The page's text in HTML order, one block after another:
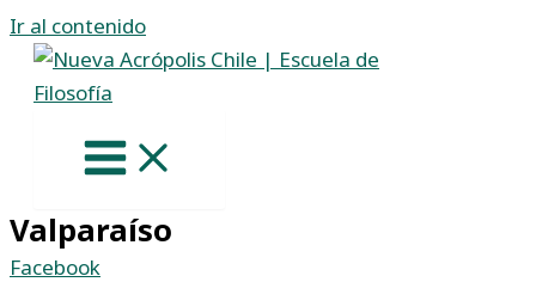
Ir al contenido
Valparaíso
Facebook